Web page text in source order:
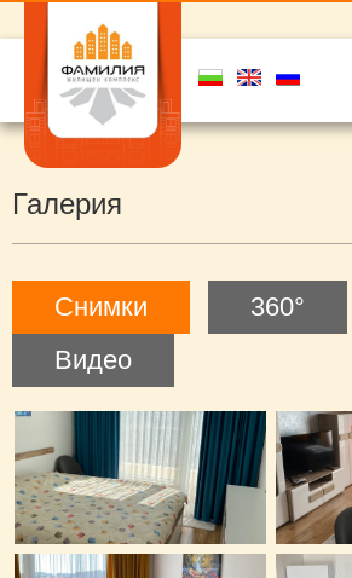
Галерия
Снимки
360°
Видео